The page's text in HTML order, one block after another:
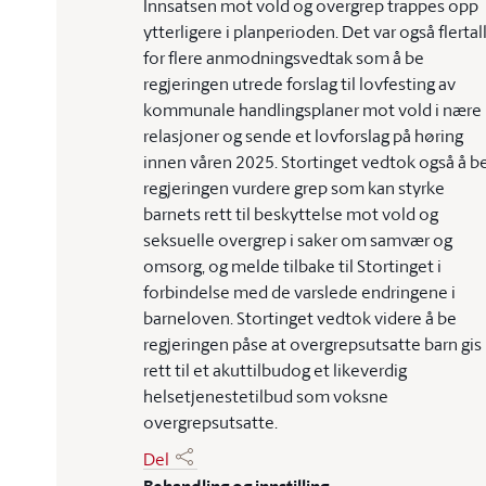
Innsatsen mot vold og overgrep trappes opp
ytterligere i planperioden. Det var også flertall
for flere anmodningsvedtak som å be
regjeringen utrede forslag til lovfesting av
kommunale handlingsplaner mot vold i nære
relasjoner og sende et lovforslag på høring
innen våren 2025. Stortinget vedtok også å
regjeringen vurdere grep som kan styrke
barnets rett til beskyttelse mot vold og
seksuelle overgrep i saker om samvær og
omsorg, og melde tilbake til Stortinget i
forbindelse med de varslede endringene i
barneloven. Stortinget vedtok videre å be
regjeringen påse at overgrepsutsatte barn gis
rett til et akuttilbudog et likeverdig
helsetjenestetilbud som voksne
overgrepsutsatte.
Del